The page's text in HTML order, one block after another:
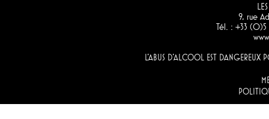
9, rue
Tél. : +33
L'ABUS D'ALCOOL EST